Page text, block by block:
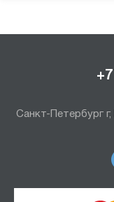
Санкт-Петербург